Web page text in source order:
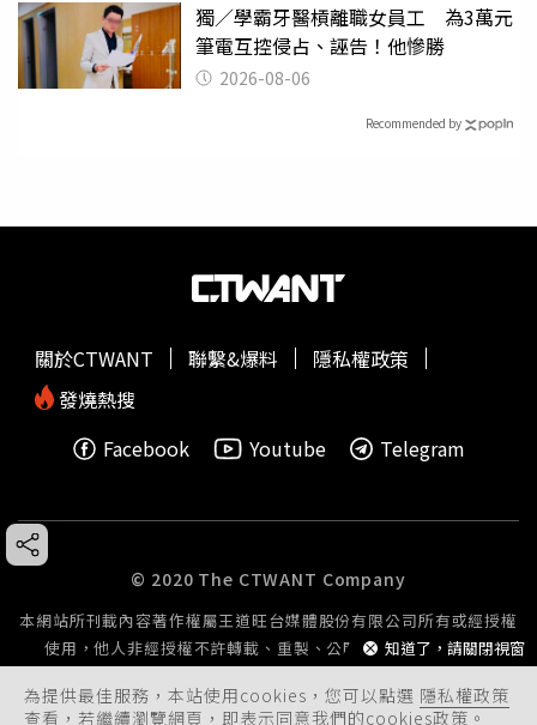
獨／學霸牙醫槓離職女員工 為3萬元
筆電互控侵占、誣告！他慘勝
2026-08-06
Recommended by
為提供最佳服務，本站使用cookies，您可以點選 隱私權政策
查看，若繼續瀏覽網頁，即表示同意我們的cookies政策。
知道了，請關閉視窗
關於CTWANT 聯繫&爆料
隱私權政策
發燒熱搜
Facebook
Youtube Telegram
© 2020 The CTWANT Company
本網站所刊載內容著作權屬王道旺台媒體股份有限公司所有或經授權
使用，他人非經授權不許轉載、重製、公開播送或公開傳輸。